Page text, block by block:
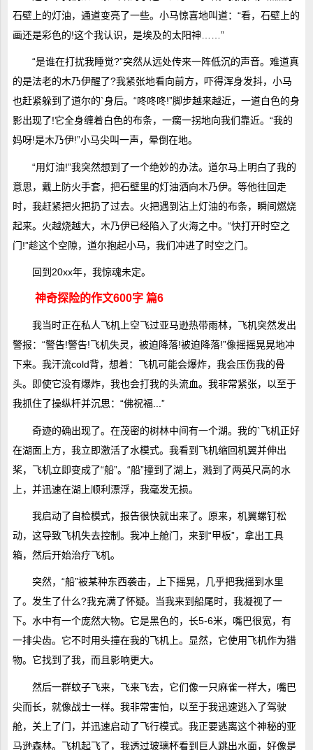
石壁上的灯油，通道变亮了一些。小马惊喜地叫道：“看，石壁上的
画还是彩色的!这个我认识，是埃及的太阳神……”
“是谁在打扰我睡觉?”突然从远处传来一阵低沉的声音。难道真
的是法老的木乃伊醒了?我紧张地看向前方，吓得浑身发抖，小马
也赶紧躲到了道尔的`身后。“咚咚咚!”脚步越来越近，一道白色的身
影出现了!它全身缠着白色的布条，一瘸一拐地向我们靠近。“我的
妈呀!是木乃伊!”小马尖叫一声，晕倒在地。
“用灯油!”我突然想到了一个绝妙的办法。道尔马上明白了我的
意思，戴上防火手套，把石壁里的灯油洒向木乃伊。等他往回走
时，我赶紧把火把扔了过去。火把遇到沾上灯油的布条，瞬间燃烧
起来。火越烧越大，木乃伊已经陷入了火海之中。“快打开时空之
门!”趁这个空隙，道尔抱起小马，我们冲进了时空之门。
回到20xx年，我惊魂未定。
神奇探险的作文600字 篇6
我当时正在私人飞机上空飞过亚马逊热带雨林，飞机突然发出
警报：“警告!警告!飞机失灵，被迫降落!被迫降落!”像摇摇晃晃地冲
下来。我汗流cold背，想着：飞机可能会爆炸，我会压伤我的骨
头。即使它没有爆炸，我也会打我的头流血。我非常紧张，以至于
我抓住了操纵杆并沉思：“佛祝福...”
奇迹的确出现了。在茂密的树林中间有一个湖。我的`飞机正好
在湖面上方，我立即激活了水模式。我看到飞机缩回机翼并伸出
桨，飞机立即变成了“船”。“船”撞到了湖上，溅到了两英尺高的水
上，并迅速在湖上顺利漂浮，我毫发无损。
我启动了自检模式，报告很快就出来了。原来，机翼螺钉松
动，这导致飞机失去控制。我冲上舱门，来到“甲板”，拿出工具
箱，然后开始治疗飞机。
突然，“船”被某种东西袭击，上下摇晃，几乎把我摇到水里
了。发生了什么?我充满了怀疑。当我来到船尾时，我凝视了一
下。水中有一个庞然大物。它是黑色的，长5-6米，嘴巴很宽，有
一排尖齿。它不时用头撞在我的飞机上。显然，它使用飞机作为猎
物。它找到了我，而且影响更大。
然后一群蚊子飞来，飞来飞去，它们像一只麻雀一样大，嘴巴
尖而长，就像战士一样。我非常害怕，以至于我迅速逃入了驾驶
舱，关上了门，并迅速启动了飞行模式。我正要逃离这个神秘的亚
马逊森林。飞机起飞了，我透过玻璃杯看到巨人跳出水面，好像是